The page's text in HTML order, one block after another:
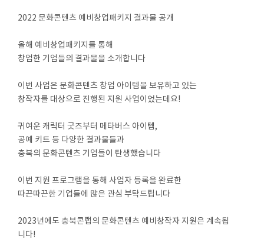
2022 문화콘텐츠 예비창업패키지 결과물 공개
올해 예비창업패키지를 통해
창업한 기업들의 결과물을 소개합니다
이번 사업은 문화콘텐츠 창업 아이템을 보유하고 있는
창작자를 대상으로 진행된 지원 사업이었는데요!
귀여운 캐릭터 굿즈부터 메타버스 아이템,
공예 키트 등 다양한 결과물들과
충북의 문화콘텐츠 기업들이 탄생했습니다
이번 지원 프로그램을 통해 사업자 등록을 완료한
따끈따끈한 기업들에 많은 관심 부탁드립니다
2023년에도 충북콘랩의 문화콘텐츠 예비창작자 지원은 계속됩
니다!